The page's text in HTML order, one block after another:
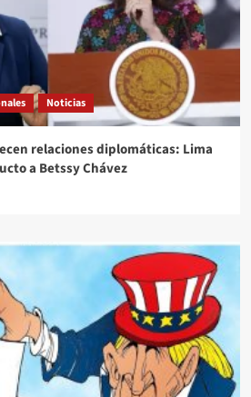
Noticias
relaciones diplomáticas: Lima
a Betssy Chávez